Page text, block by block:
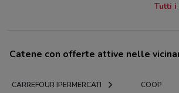
Tutti i
Catene con offerte attive nelle
CARREFOUR IPERMERCATI COOP